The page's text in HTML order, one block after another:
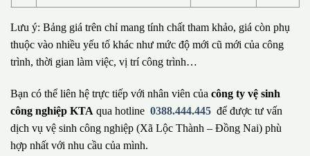
Lưu ý: Bảng giá trên chỉ mang tính chất tham khảo, giá còn phụ
thuộc vào nhiều yếu tố khác như mức độ mới cũ mới của công
trình, thời gian làm việc, vị trí công trình…
Bạn có thể liên hệ trực tiếp với nhân viên của công ty vệ sinh
công nghiệp KTA qua hotline 0388.444.445 để được tư vấn
dịch vụ vệ sinh công nghiệp (Xã Lộc Thành – Đồng Nai) phù
hợp nhất với nhu cầu của mình.